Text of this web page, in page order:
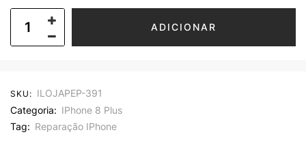
ADICIONAR
SKU: ILOJAPEP-391
Categoria: IPhone 8 Plus
Tag: Reparação IPhone